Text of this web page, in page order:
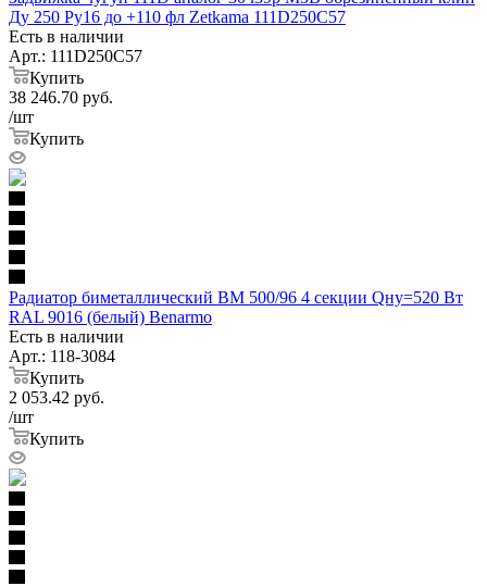
Ду 250 Ру16 до +110 фл Zetkama 111D250C57
Есть в наличии
Арт.: 111D250C57
Купить
38 246.70 руб.
/шт
Купить
Радиатор биметаллический BM 500/96 4 секции Qну=520 Вт
RAL 9016 (белый) Benarmo
Есть в наличии
Арт.: 118-3084
Купить
2 053.42 руб.
/шт
Купить